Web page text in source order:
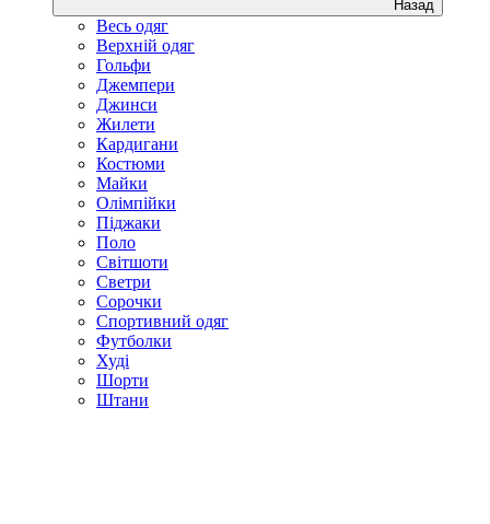
Назад
Весь одяг
Верхній одяг
Гольфи
Джемпери
Джинси
Жилети
Кардигани
Костюми
Майки
Олімпійки
Піджаки
Поло
Світшоти
Светри
Сорочки
Спортивний одяг
Футболки
Худі
Шорти
Штани